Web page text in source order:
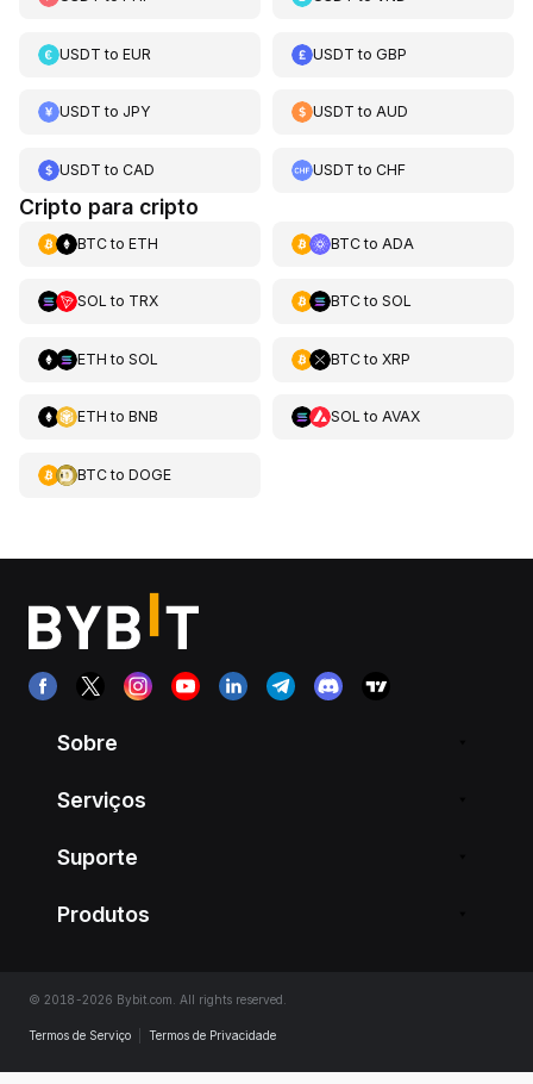
USDT to EUR USDT toGBP
USDT to JPY USDT toAUD
USDT to CAD USDT toCHF
Cripto para cripto
BTCto ETH BTCto ADA
SOL to TRX BTCto SOL
ETH to SOL BTCto XRP
ETH to BNB SOL to AVAX
BTCto DOGE
Sobre
Serviços
Suporte
Produtos
© 2018-2026 Bybit.com. All rights reserved.
Termos de Serviço Termos de Privacidade